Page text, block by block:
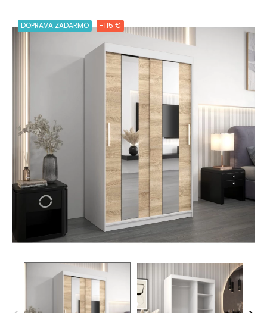
DOPRAVA ZADARMO -115 €